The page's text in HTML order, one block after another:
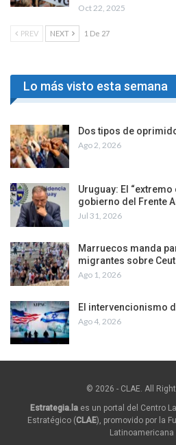
Oct 22, 2025
PREV NEXT 1 De 27
Lo más visto esta semana
Dos tipos de
Ago 2, 2026
Uruguay: El
gobierno del Frente
Jul 31, 2026
Marruecos manda
migrantes sobre
Ago 1, 2026
El intervencionismo
Ago 4, 2026
© 2026 - CLAE. All
Estrategia.la es un portal del Centro
Estratégico (CLAE), promovido por la
Latinoamericana